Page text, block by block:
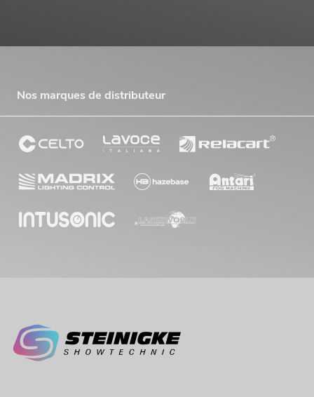
Nos marques de distributeur